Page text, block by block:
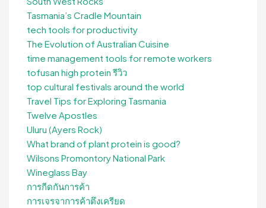
Tasmania’s Cradle Mountain
tech tools for productivity
The Evolution of Australian Cuisine
time management tools for remote workers
tofusan high protein รีวิว
top cultural festivals around the world
Travel Tips for Exploring Tasmania
Twelve Apostles
Uluru (Ayers Rock)
What brand of plant protein is good?
Wilsons Promontory National Park
Wineglass Bay
การกีดกันการค้า
การเจรจาการค้าตึงเครียด